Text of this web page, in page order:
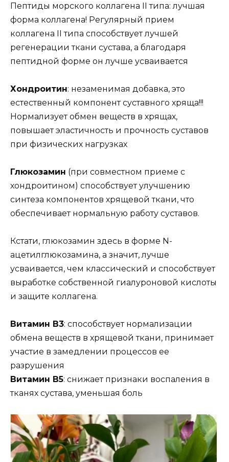
Пептиды морского коллагена II типа: лучшая
форма коллагена! Регулярный прием
коллагена II типа способствует лучшей
регенерации ткани сустава, а благодаря
пептидной форме он лучше усваивается
Хондроитин: незаменимая добавка, это
естественный компонент суставного хряща!!!
Нормализует обмен веществ в хрящах,
повышает эластичность и прочность суставов
при физических нагрузках
Глюкозамин (при совместном приеме с
хондроитином) способствует улучшению
синтеза компонентов хрящевой ткани, что
обеспечивает нормальную работу суставов.
Кстати, глюкозамин здесь в форме N-
ацетилглюкозамина, а значит, лучше
усваивается, чем классический и способствует
выработке собственной гиалуроновой кислоты
и защите коллагена.
Витамин В3: способствует нормализации
обмена веществ в хрящевой ткани, принимает
участие в замедлении процессов ее
разрушения
Витамин В5: снижает признаки воспаления в
тканях сустава, уменьшая боль